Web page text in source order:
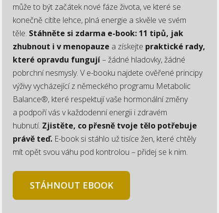
může to být začátek nové fáze života, ve které se
konečně cítíte lehce, plná energie a skvěle ve svém
těle. Stáhněte si zdarma e-book: 11 tipů, jak
zhubnout i v menopauze a získejte praktické rady,
které opravdu fungují– žádné hladovky, žádné
pobrchní nesmysly. V e-booku najdete ověřené principy
výživy vycházející z německého programu Metabolic
Balance®, které respektují vaše hormonální změny
a podpoří vás v každodenní energii i zdravém
hubnutí. Zjistěte, co přesně tvoje tělo potřebuje
právě teď. E-book si stáhlo už tisíce žen, které chtěly
mít opět svou váhu pod kontrolou – přidej se k nim.
STÁHNOUT EBOOK